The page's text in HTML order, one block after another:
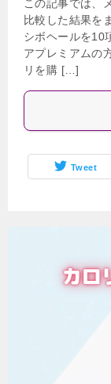
この記事では、
比較した結果を
シボヘールを10
アプレミアムの
リを購 […]
Tweet